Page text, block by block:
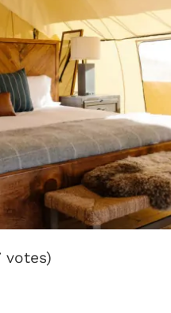
votes)